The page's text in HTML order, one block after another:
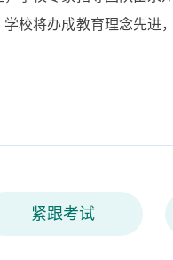
校将办成教育理念先进
紧跟考试